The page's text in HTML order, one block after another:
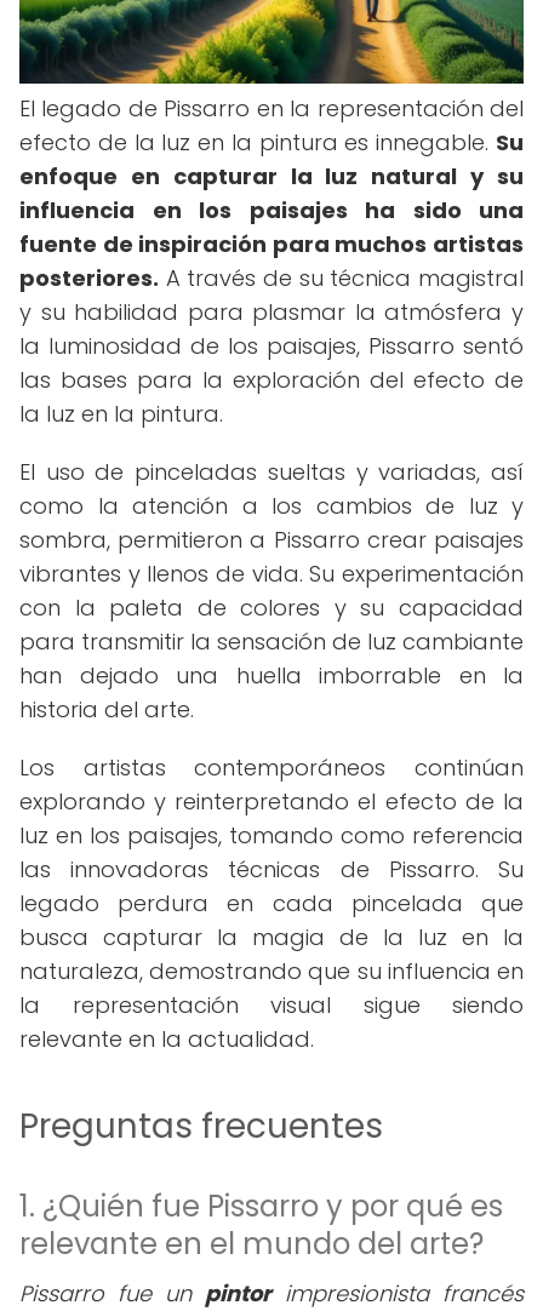
El legado de Pissarro en la representación del
efecto de la luz en la pintura es innegable. Su
enfoque en capturar la luz natural y su
influencia en los paisajes ha sido una
fuente de inspiración para muchos artistas
posteriores. A través de su técnica magistral
y su habilidad para plasmar la atmósfera y
la luminosidad de los paisajes, Pissarro sentó
las bases para la exploración del efecto de
la luz en la pintura.
El uso de pinceladas sueltas y variadas, así
como la atención a los cambios de luz y
sombra, permitieron a Pissarro crear paisajes
vibrantes y llenos de vida. Su experimentación
con la paleta de colores y su capacidad
para transmitir la sensación de luz cambiante
han dejado una huella imborrable en la
historia del arte.
Los artistas contemporáneos continúan
explorando y reinterpretando el efecto de la
luz en los paisajes, tomando como referencia
las innovadoras técnicas de Pissarro. Su
legado perdura en cada pincelada que
busca capturar la magia de la luz en la
naturaleza, demostrando que su influencia en
la representación visual sigue siendo
relevante en la actualidad.
Preguntas frecuentes
1. ¿Quién fue Pissarro y por qué es
relevante en el mundo del arte?
Pissarro fue un pintorimpresionista francés